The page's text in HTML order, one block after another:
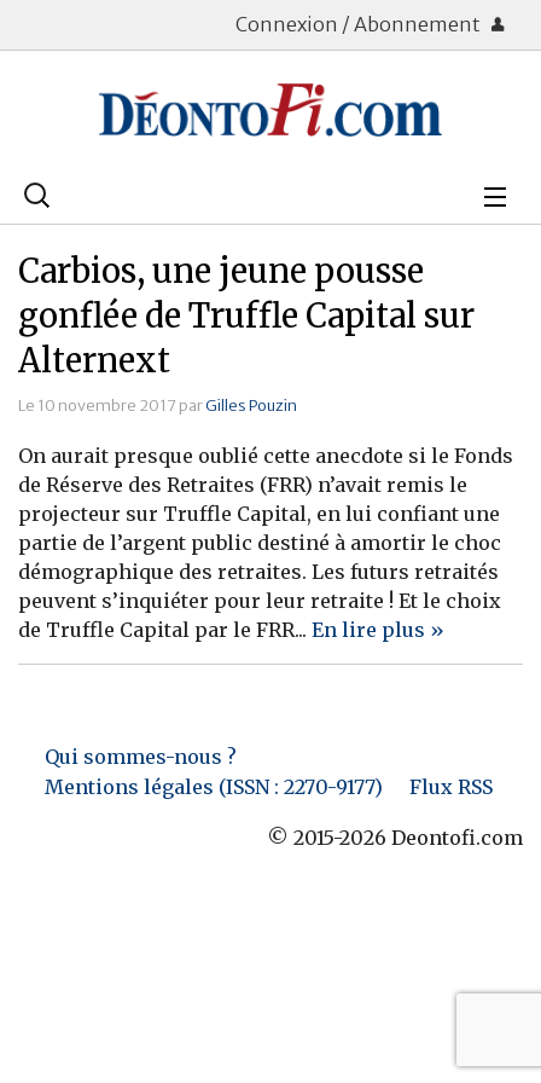
Connexion / Abonnement
Rechercher
Bourse
Placements
Assurance Vie
Patrimoine
Immobilier
Banque
Carbios, une jeune pousse
gonflée de Truffle Capital sur
Alternext
Le 10 novembre 2017 parGilles Pouzin
On aurait presque oublié cette anecdote si le Fonds
de Réserve des Retraites (FRR) n’avait remis le
projecteur sur Truffle Capital, en lui confiant une
partie de l’argent public destiné à amortir le choc
démographique des retraites. Les futurs retraités
peuvent s’inquiéter pour leur retraite ! Et le choix
de Truffle Capital par le FRR... En lire plus »
Qui sommes-nous ?
Mentions légales (ISSN : 2270-9177)
Flux RSS
© 2015-2026 Deontofi.com